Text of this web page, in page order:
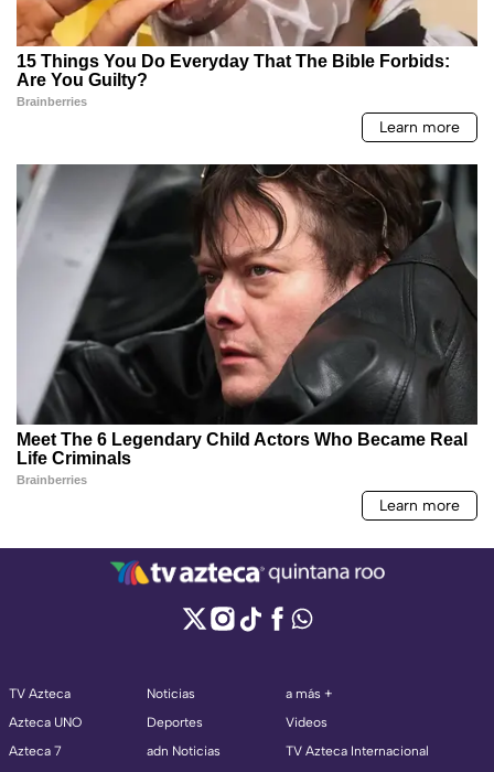
TV Azteca
Azteca UNO
Azteca 7
Noticias
Deportes
adn Noticias
a más +
Videos
TV Azteca Internacional